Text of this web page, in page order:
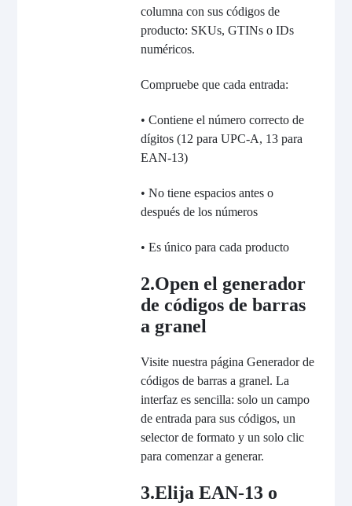
columna con sus códigos de
producto: SKUs, GTINs o IDs
numéricos.
Compruebe que cada entrada:
• Contiene el número correcto de
dígitos (12 para UPC-A, 13 para
EAN-13)
• No tiene espacios antes o
después de los números
• Es único para cada producto
2.Open el generador
de códigos de barras
a granel
Visite nuestra página Generador de
códigos de barras a granel. La
interfaz es sencilla: solo un campo
de entrada para sus códigos, un
selector de formato y un solo clic
para comenzar a generar.
3.Elija EAN-13 o